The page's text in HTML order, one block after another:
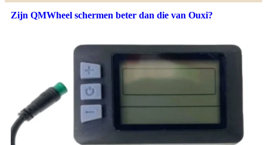
Zijn QMWheel schermen beter dan die van Ouxi?